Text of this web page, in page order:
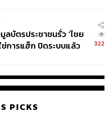
ลบัตรประชาชนรั่ว ‘ไชย
ช่การแฮ็ก ปิดระบบแล้ว
322
PICKS